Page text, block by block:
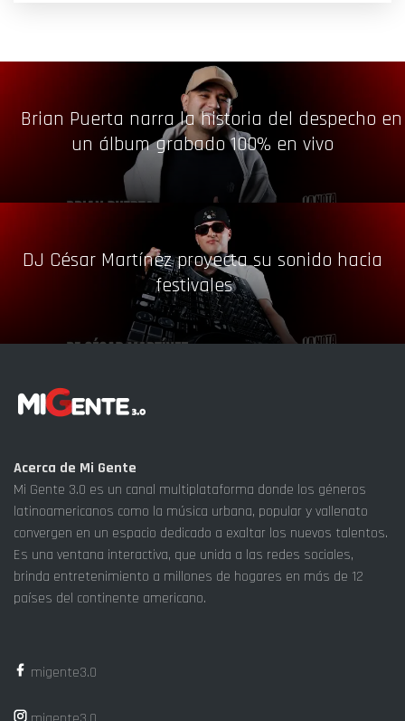
Brian Puerta narra la historia del despecho en
un álbum grabado 100% en vivo
DJ César Martínez proyecta su sonido hacia
festivales
Acerca de Mi Gente
Mi Gente 3.0 es un canal multiplataforma donde los géneros
latinoamericanos como la música urbana, popular y vallenato
convergen en un espacio dedicado a exaltar los nuevos talentos.
Es una ventana interactiva, que unida a las redes sociales,
brinda entretenimiento a millones de hogares en más de 12
países del continente americano.
migente3.0